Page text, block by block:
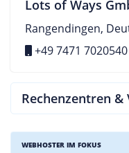
Lots of Ways
Rangendingen,
+49 7471 7020540
Rechenzentren
WEBHOSTER IM FOKUS